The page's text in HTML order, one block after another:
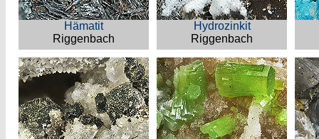
Hämatit
Riggenbach
Hydrozinkit
Riggenbach